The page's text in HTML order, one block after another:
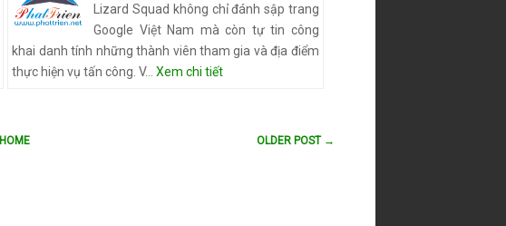
Lizard Squad không chỉ đánh sập trang
Google Việt Nam mà còn tự tin công
khai danh tính những thành viên tham gia và địa điểm
thực hiện vụ tấn công. V…
Xem chi tiết
OLDER POST →
HOME